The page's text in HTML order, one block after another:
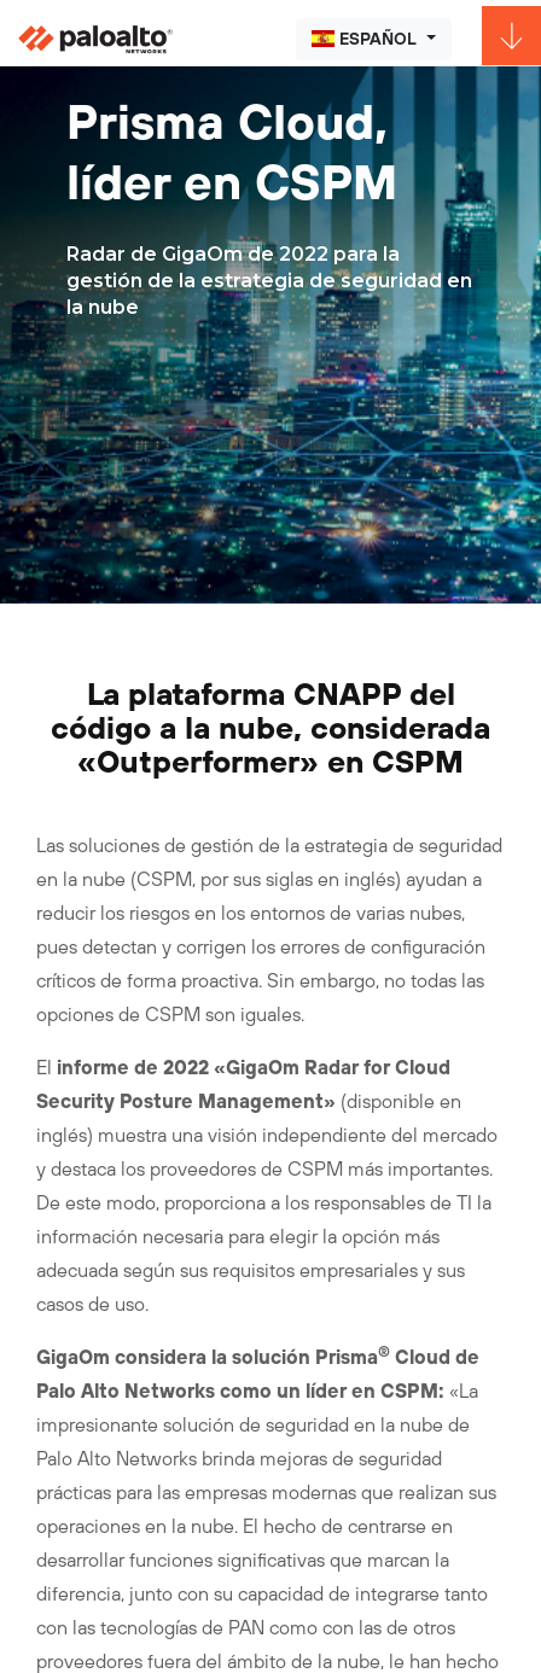
ESPAÑOL
Prisma Cloud,
líder en CSPM
Radar de GigaOm de 2022 para la
gestión de la estrategia de seguridad en
la nube
La plataforma CNAPP del
código a la nube, considerada
«Outperformer» en CSPM
Las soluciones de gestión de la estrategia de seguridad
en la nube (CSPM, por sus siglas en inglés) ayudan a
reducir los riesgos en los entornos de varias nubes,
pues detectan y corrigen los errores de configuración
críticos de forma proactiva. Sin embargo, no todas las
opciones de CSPM son iguales.
El informe de 2022 «GigaOm Radar for Cloud
Security Posture Management» (disponible en
inglés) muestra una visión independiente del mercado
y destaca los proveedores de CSPM más importantes.
De este modo, proporciona a los responsables de TI la
información necesaria para elegir la opción más
adecuada según sus requisitos empresariales y sus
casos de uso.
GigaOm considera la solución Prisma® Cloud de
Palo Alto Networks como un líder en CSPM: «La
impresionante solución de seguridad en la nube de
Palo Alto Networks brinda mejoras de seguridad
prácticas para las empresas modernas que realizan sus
operaciones en la nube. El hecho de centrarse en
desarrollar funciones significativas que marcan la
diferencia, junto con su capacidad de integrarse tanto
con las tecnologías de PAN como con las de otros
proveedores fuera del ámbito de la nube, le han hecho